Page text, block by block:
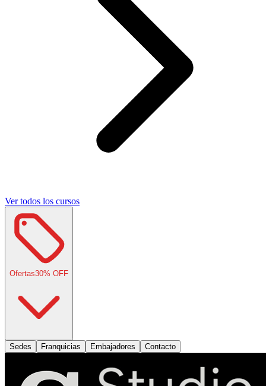
Ver todos los cursos
Ofertas30% OFF
Sedes Franquicias Embajadores Contacto